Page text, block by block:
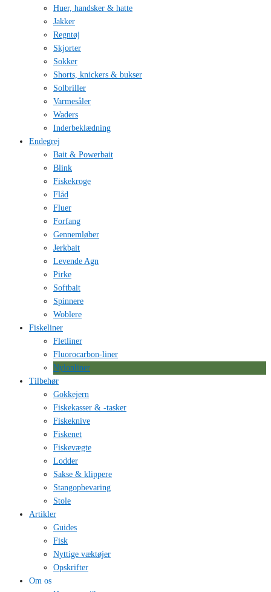
Huer, handsker & hatte
Jakker
Regntøj
Skjorter
Sokker
Shorts, knickers & bukser
Solbriller
Varmesåler
Waders
Inderbeklædning
Endegrej
Bait & Powerbait
Blink
Fiskekroge
Flåd
Fluer
Forfang
Gennemløber
Jerkbait
Levende Agn
Pirke
Softbait
Spinnere
Woblere
Fiskeliner
Fletliner
Fluorocarbon-liner
Nylonliner
Tilbehør
Gokkejern
Fiskekasser & -tasker
Fiskeknive
Fiskenet
Fiskevægte
Lodder
Sakse & klippere
Stangopbevaring
Stole
Artikler
Guides
Fisk
Nyttige væktøjer
Opskrifter
Om os